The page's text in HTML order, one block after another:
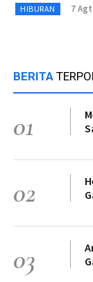
HIBURAN 7
BERITA
01
02
03